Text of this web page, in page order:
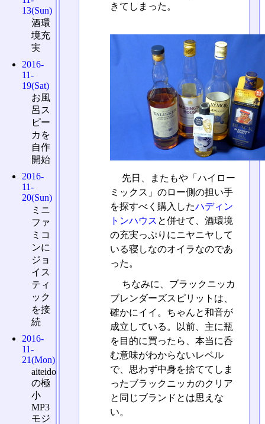
きてしまった。
先日、またもや「ハイロー
ミックス」のロー側の担い手
を探すべく購入したハディン
トンハウス と併せて、酒環境
の充実っぷりにニヤニヤして
いる寝しなのオイラなのであ
った。
ちなみに、ブラックニッカ
ブレンダーズスピリットは、
確かにイイ。ちゃんと和音が
成立している。以前、主に瓶
を目的に買ったら、本当に呑
む意味がわからないレベル
で、思わず中身を捨ててしま
ったブラックニッカのクリア
と同じブランドとは思えな
い。
13(Sun)
酒環
境充
実
2016-
11-
19(Sat)
お風
呂ス
ピー
カを
自作
開始
2016-
11-
20(Sun)
ミニ
ファ
ミコ
ンに
ジョ
イス
ティ
ック
を接
続
2016-
11-
21(Mon)
aiteido
の極
小
MP3
モジ